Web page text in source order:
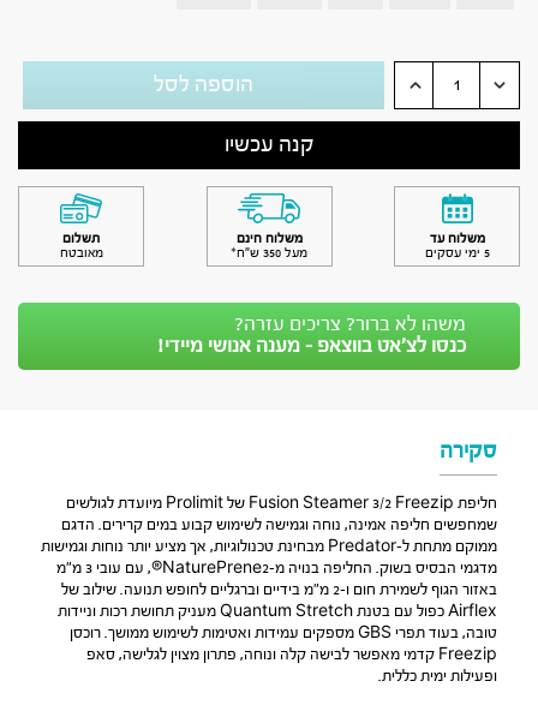
הוספה לסל
קנה עכשיו
משלוח עד
5 ימי עסקים
משלוח חינם
מעל 350 ש״ח*
תשלום
מאובטח
משהו לא ברור? צריכים עזרה?
כנסו לצ’אט בווצאפ - מענה אנושי מיידי!
סקירה
חליפת Fusion Steamer 3/2 Freezip של Prolimit מיועדת לגולשים
שמחפשים חליפה אמינה, נוחה וגמישה לשימוש קבוע במים קרירים. הדגם
ממוקם מתחת ל-Predator מבחינת טכנולוגיות, אך מציע יותר נוחות וגמישות
מדגמי הבסיס בשוק. החליפה בנויה מ-NaturePrene2®, עם עובי 3 מ״מ
באזור הגוף לשמירת חום ו-2 מ״מ בידיים וברגליים לחופש תנועה. שילוב של
Airflex כפול עם בטנת Quantum Stretch מעניק תחושת רכות וניידות
טובה, בעוד תפרי GBS מספקים עמידות ואטימות לשימוש ממושך. רוכסן
Freezip קדמי מאפשר לבישה קלה ונוחה, פתרון מצוין לגלישה, סאפ
ופעילות ימית כללית.